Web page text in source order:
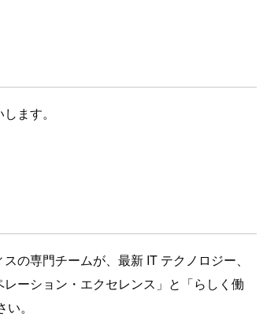
ます。
の専門チームが、最新 IT テクノロジー、
ーション・エクセレンス」と「らしく働
。